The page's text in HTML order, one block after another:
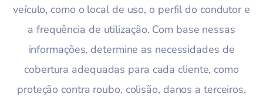
veículo, como o local de uso, o perfil do condutor e
a frequência de utilização. Com base nessas
informações, determine as necessidades de
cobertura adequadas para cada cliente, como
proteção contra roubo, colisão, danos a terceiros,